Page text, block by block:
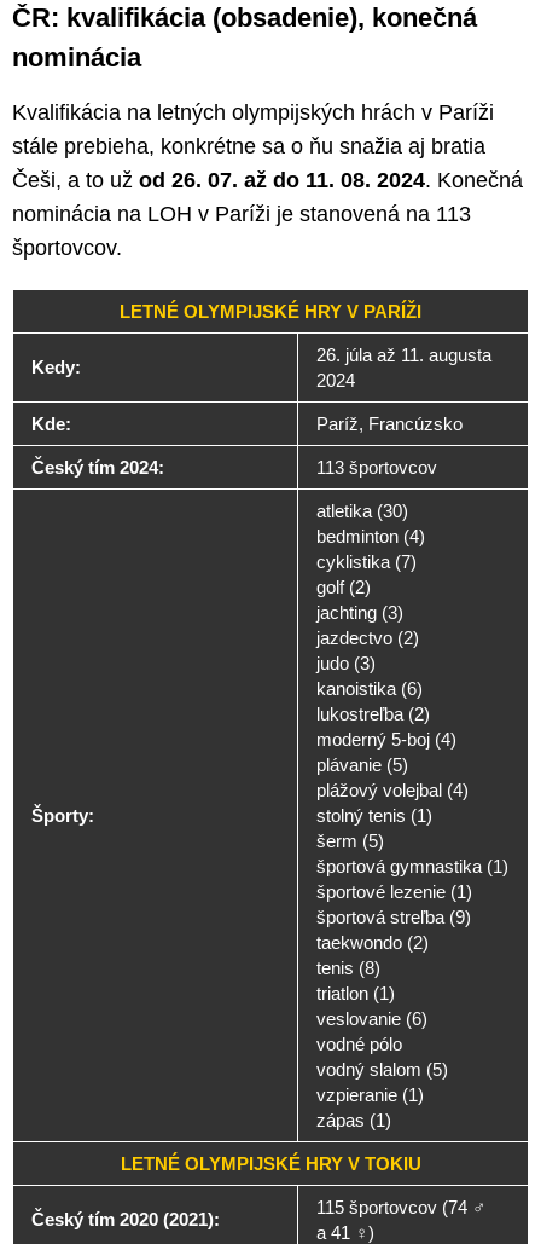
ČR: kvalifikácia (obsadenie), konečná
nominácia
Kvalifikácia na letných olympijských hrách v Paríži
stále prebieha, konkrétne sa o ňu snažia aj bratia
Češi, a to už od 26. 07. až do 11. 08. 2024. Konečná
nominácia na LOH v Paríži je stanovená na 113
športovcov.
LETNÉ OLYMPIJSKÉ HRY V PARÍŽI
Kedy:
26. júla až 11. augusta
2024
Kde: Paríž, Francúzsko
Český tím 2024: 113 športovcov
Športy:
atletika (30)
bedminton (4)
cyklistika (7)
golf (2)
jachting (3)
jazdectvo (2)
judo (3)
kanoistika (6)
lukostreľba (2)
moderný 5-boj (4)
plávanie (5)
plážový volejbal (4)
stolný tenis (1)
šerm (5)
športová gymnastika (1)
športové lezenie (1)
športová streľba (9)
taekwondo (2)
tenis (8)
triatlon (1)
veslovanie (6)
vodné pólo
vodný slalom (5)
vzpieranie (1)
zápas (1)
LETNÉ OLYMPIJSKÉ HRY V TOKIU
Český tím 2020 (2021):
115 športovcov (74 ♂️
a 41 ♀️)